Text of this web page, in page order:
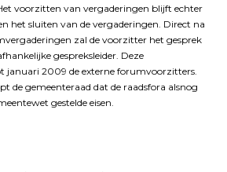
voorzitten van vergaderingen blijft echter
het sluiten van de vergaderingen. Direct na
zal de voorzitter het gesprek
gespreksleider. Deze
januari 2009 de externe forumvoorzitters.
de gemeenteraad dat de raadsfora alsnog
gestelde eisen.